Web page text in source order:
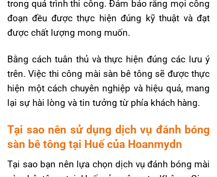
trong quá trình thi công. Đảm bảo rằng mọi công
đoạn đều được thực hiện đúng kỹ thuật và đạt
được chất lượng mong muốn.
Bằng cách tuân thủ và thực hiện đúng các lưu ý
trên. Việc thi công mài sàn bê tông sẽ được thực
hiện một cách chuyên nghiệp và hiệu quả, mang
lại sự hài lòng và tin tưởng từ phía khách hàng.
Tại sao nên sử dụng dịch vụ đánh bóng
sàn bê tông tại Huế của Hoanmydn
Tại sao bạn nên lựa chọn dịch vụ đánh bóng mài